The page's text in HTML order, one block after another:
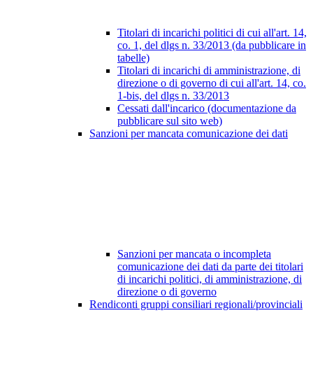
Titolari di incarichi politici di cui all'art. 14,
co. 1, del dlgs n. 33/2013 (da pubblicare in
tabelle)
Titolari di incarichi di amministrazione, di
direzione o di governo di cui all'art. 14, co.
1-bis, del dlgs n. 33/2013
Cessati dall'incarico (documentazione da
pubblicare sul sito web)
Sanzioni per mancata comunicazione dei dati
Sanzioni per mancata o incompleta
comunicazione dei dati da parte dei titolari
di incarichi politici, di amministrazione, di
direzione o di governo
Rendiconti gruppi consiliari regionali/provinciali